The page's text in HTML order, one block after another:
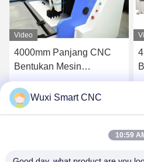
Video
4000mm Panjang CNC
Bentukan Mesin
Kekakuan Yang Baik
Dengan Menyesuaikan
Sistem Pisau
Dapatkan Harga Terbaik
Wuxi Smart CNC
10:59